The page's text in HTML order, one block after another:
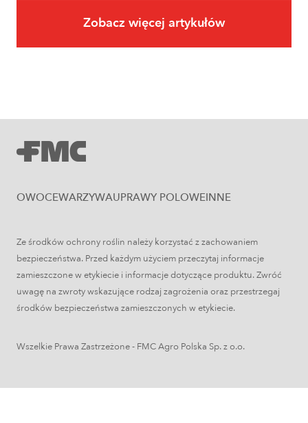
Uprawy polowe
Łokaś garbatek – jak rozpoznać
szkodnika i ograniczyć szkody w
Zobacz więcej artykułów
OWOCEWARZYWAUPRAWY POLOWEINNE
Ze środków ochrony roślin należy korzystać z zachowaniem
bezpieczeństwa. Przed każdym użyciem przeczytaj informacje
zamieszczone w etykiecie i informacje dotyczące produktu. Zwróć
uwagę na zwroty wskazujące rodzaj zagrożenia oraz przestrzegaj
środków bezpieczeństwa zamieszczonych w etykiecie.
Wszelkie Prawa Zastrzeżone - FMC Agro Polska Sp. z o.o.